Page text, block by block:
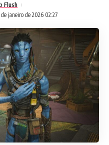
janeiro de 2026 02:27
Flush